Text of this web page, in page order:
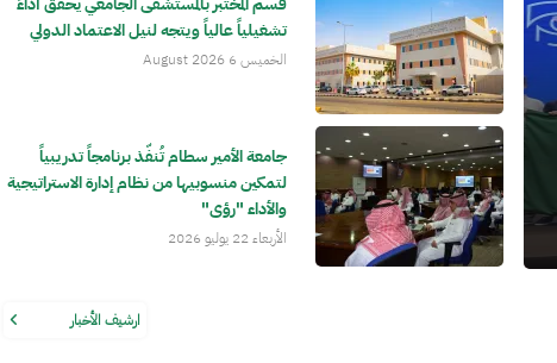
تشغيلياً عالياً ويتجه لنيل الاعتماد الدولي
الخميس 6 August 2026
جامعة الأمير سطام تُنفّذ برنامجاً تدريبياً
لتمكين منسوبيها من نظام إدارة الاستراتيجية
والأداء "رؤى"
الأربعاء 22 يوليو 2026
ارشيف الأخبار